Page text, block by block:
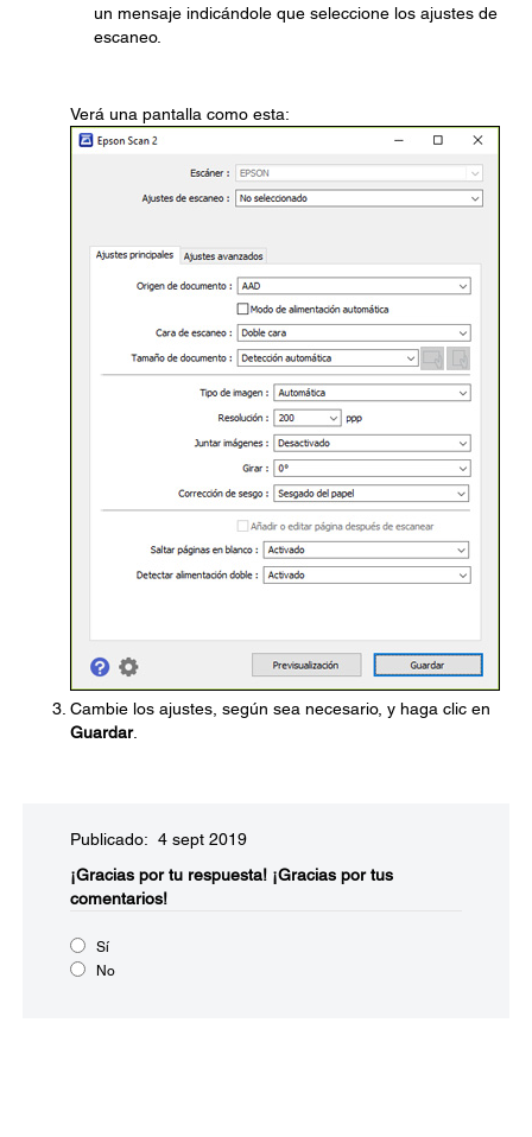
un mensaje indicándole que seleccione los ajustes de
escaneo.
Verá una pantalla como esta:
Cambie los ajustes, según sea necesario, y haga clic en
Guardar.
Publicado: 4 sept 2019
¡Gracias por tu respuesta! ¡Gracias por tus
comentarios!
Sí
No